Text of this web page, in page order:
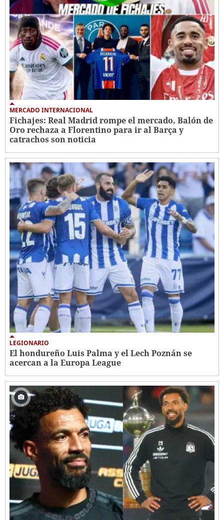
MERCADO INTERNACIONAL
Fichajes: Real Madrid rompe el mercado, Balón de
Oro rechaza a Florentino para ir al Barça y
catrachos son noticia
LEGIONARIO
El hondureño Luis Palma y el Lech Poznán se
acercan a la Europa League